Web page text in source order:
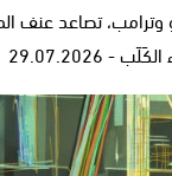
وترامب، تصاعد عنف